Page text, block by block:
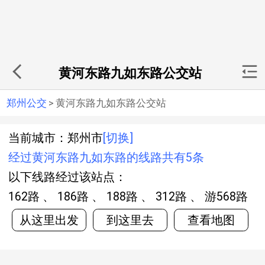
黄河东路九如东路公交站
郑州公交 > 黄河东路九如东路公交站
当前城市：郑州市 [切换]
经过黄河东路九如东路的线路共有5条
以下线路经过该站点：
162路 、 186路 、 188路 、 312路 、 游568路
从这里出发
到这里去 查看地图